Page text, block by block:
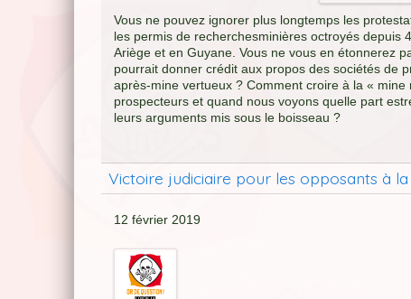
Vous ne pouvez ignorer plus longtemps les
les permis de recherchesminières octroyés depuis
Ariège et en Guyane. Vous ne vous en étonnerez
pourrait donner crédit aux propos des sociétés de
après-mine vertueux ? Comment croire à la «
prospecteurs et quand nous voyons quelle part
leurs arguments mis sous le boisseau ?
Victoire judiciaire pour les opposants à
12 février 2019